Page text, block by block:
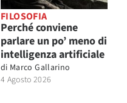
FILOSOFIA
Perché conviene
parlare un po’ meno di
intelligenza artificiale
di Marco Gallarino
4 Agosto 2026